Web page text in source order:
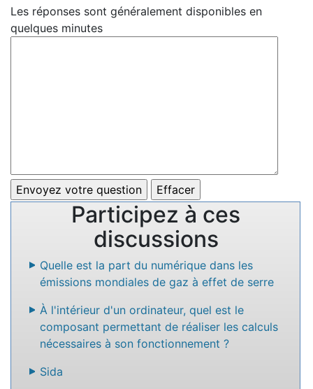
Les réponses sont généralement disponibles en
quelques minutes
Participez à ces
discussions
Quelle est la part du numérique dans les
émissions mondiales de gaz à effet de serre
À l'intérieur d'un ordinateur, quel est le
composant permettant de réaliser les calculs
nécessaires à son fonctionnement ?
Sida